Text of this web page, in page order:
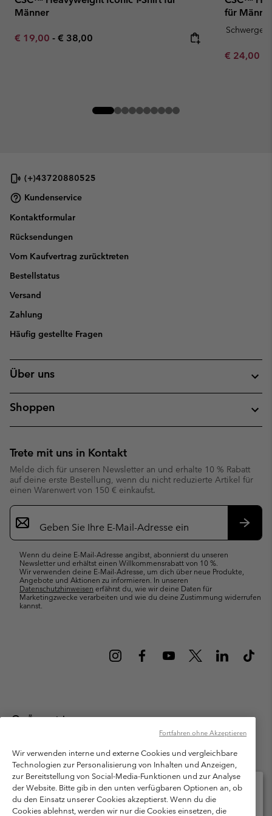
Männer
Minimum sale price:
€ 19,00 - Maximum price:
€ 38,00
für
Minimum
€ 24,00
(+)43720880525
Kundenservice
Kontaktformular
Rücksendungen
Vom Kaufvertrag zurücktreten
Bestellstatus
Versand
Zahlung
Häufig gestellte Fragen
Über uns
Shoppen
Trete mit uns in Kontakt
Melde dich für unseren Newsletter an und erhalte 10 % Rabatt
auf deine erste Bestellung, wenn du nicht reduzierte Artikel für
einen Warenwert von 150 € einkaufst.
Newsletter-
Anmeldung
Wenn du deine E-Mail-Adresse angibst, abonnierst du unseren
Newsletter und erhältst einen Willkommensrabatt von 10 %.
Wir verwenden deine E-Mail-Adresse, um dich über neue Produkte,
Angebote und Aktionen zu informieren. In unseren
Datenschutzhinweisen erfährst du, wie wir deine Daten für
Marketingzwecke verarbeiten und wie du deine Zustimmung widerrufen
kannst.
Österreich
Columbia Sportswear Austria GmbH. Moosfeldstraße 1, 5101
Bergheim, Salzburg Österreich. Alle Rechte vorbehalten.
Nutzungsbedingungen
Allgemeine Verkaufsbedingungen
Garantie
Datenschutzerklärung
Bestimmungen und Bedingungen des Mitglieder Programms
Wir verwenden interne und externe Cookies und vergleichbare
Technologien zur Personalisierung von Inhalten und Anzeigen,
zur Bereitstellung von Social-Media-Funktionen und zur Analyse
der Website. Bitte gib in den unten verfügbaren Optionen an, ob
du den Einsatz unserer Cookies akzeptierst. Wenn du die
Cookies ablehnst, werden wir nur die Cookies einsetzen, die
Fortfahren ohne Akzeptieren